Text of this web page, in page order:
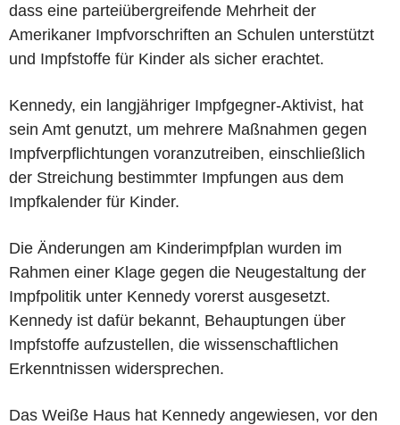
dass eine parteiübergreifende Mehrheit der
Amerikaner Impfvorschriften an Schulen unterstützt
und Impfstoffe für Kinder als sicher erachtet.
Kennedy, ein langjähriger Impfgegner-Aktivist, hat
sein Amt genutzt, um mehrere Maßnahmen gegen
Impfverpflichtungen voranzutreiben, einschließlich
der Streichung bestimmter Impfungen aus dem
Impfkalender für Kinder.
Die Änderungen am Kinderimpfplan wurden im
Rahmen einer Klage gegen die Neugestaltung der
Impfpolitik unter Kennedy vorerst ausgesetzt.
Kennedy ist dafür bekannt, Behauptungen über
Impfstoffe aufzustellen, die wissenschaftlichen
Erkenntnissen widersprechen.
Das Weiße Haus hat Kennedy angewiesen, vor den